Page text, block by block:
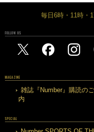
毎日6時・11時・
FOLLOW US
MAGAZINE
雑誌『Number』購読の
内
SPECIAL